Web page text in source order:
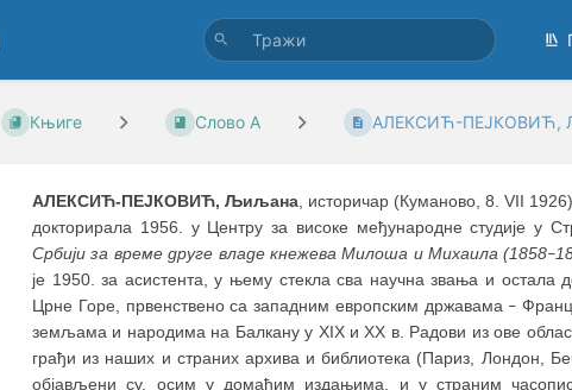
Књиге Слово А АЛЕКСИЋ-ПЕЈКОВИЋ,
АЛЕКСИЋ-ПЕЈКОВИЋ, Љиљана, историчар (Куманово, 8. VII
докторирала 1956. у Центру за високе међународне студије у
Србији за време друге владе кнежева Милоша и Михаила (1858–
је 1950. за асистента, у њему стекла сва научна звања и остала
Црне Горе, првенствено са западним европским државама –
земљама и народима на Балкану у XIX и XX в. Радови из ове
грађи из наших и страних архива и библиотека (Париз, Лондон,
објављени су, осим у домаћим издањима, и у страним